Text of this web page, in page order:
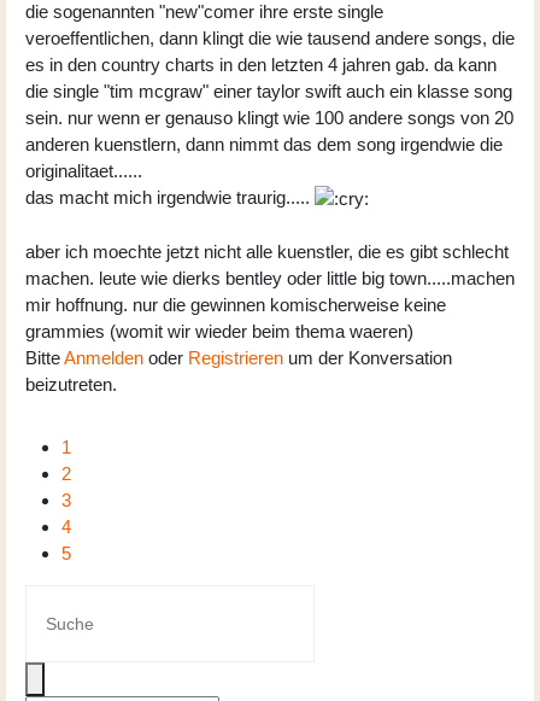
die sogenannten "new"comer ihre erste single
veroeffentlichen, dann klingt die wie tausend andere songs, die
es in den country charts in den letzten 4 jahren gab. da kann
die single "tim mcgraw" einer taylor swift auch ein klasse song
sein. nur wenn er genauso klingt wie 100 andere songs von 20
anderen kuenstlern, dann nimmt das dem song irgendwie die
originalitaet......
das macht mich irgendwie traurig.....
aber ich moechte jetzt nicht alle kuenstler, die es gibt schlecht
machen. leute wie dierks bentley oder little big town.....machen
mir hoffnung. nur die gewinnen komischerweise keine
grammies (womit wir wieder beim thema waeren)
BitteAnmelden oder Registrieren um der Konversation
beizutreten.
1
2
3
4
5